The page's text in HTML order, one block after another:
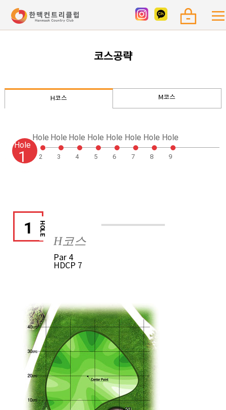
코스공략
H코스 M코스
Hole
1
Hole
2
Hole
3
Hole
4
Hole
5
Hole
6
Hole
7
Hole
8
Hole
9
1 HOLE
H코스
Par 4
HDCP 7